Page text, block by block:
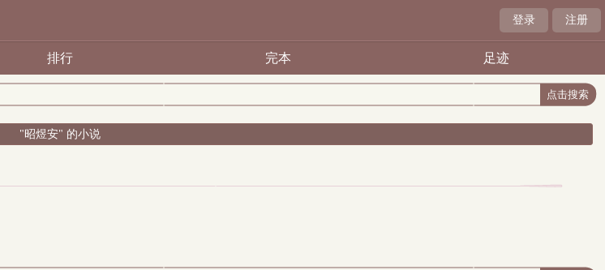
登录 注册
排行 完本 足迹
"昭煜安" 的小说